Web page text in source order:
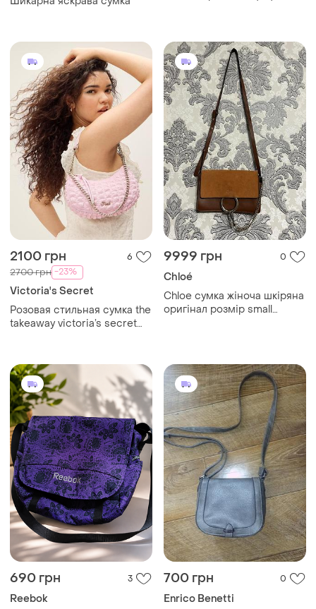
2100 грн 6
2700 грн -23%
Victoria's Secret
Розовая стильная сумка the
takeaway victoria’s secret
9999 грн 0
Chloé
Chloe сумка жіноча шкіряна
оригінал розмір small
690 грн 3
Reebok
700 грн 0
Enrico Benetti